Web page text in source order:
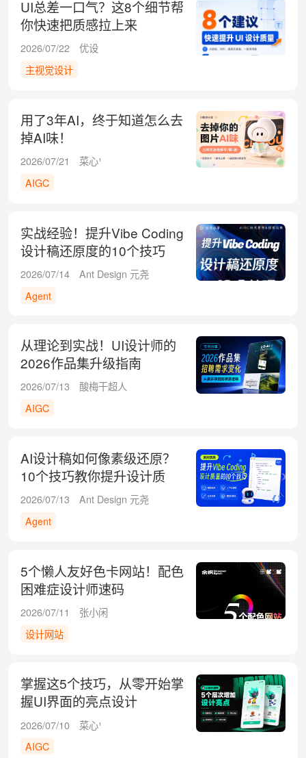
UI总差一口气？这8个细节帮
你快速把质感拉上来
2026/07/22
优设
主视觉设计
用了3年AI，终于知道怎么去
掉AI味！
2026/07/21
菜心¹
AIGC
实战经验！提升Vibe Coding
设计稿还原度的10个技巧
2026/07/14
Ant Design 元尧
Agent
从理论到实战！UI设计师的
2026作品集升级指南
2026/07/13
酸梅干超人
AIGC
AI设计稿如何像素级还原？
10个技巧教你提升设计质
量！
2026/07/13
Ant Design 元尧
Agent
5个懒人友好色卡网站！配色
困难症设计师速码
2026/07/11
张小闲
设计网站
掌握这5个技巧，从零开始掌
握UI界面的亮点设计
2026/07/10
菜心¹
AIGC